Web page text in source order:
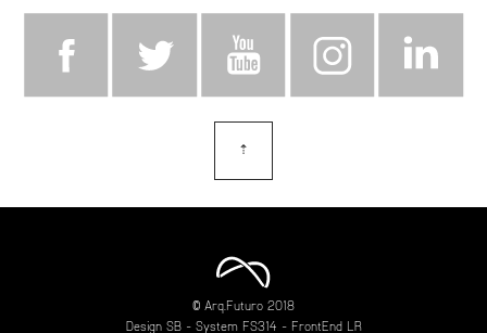
⇡
© Arq.Futuro 2018
Design SB- System FS314 - FrontEnd LR